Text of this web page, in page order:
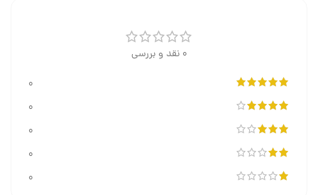
0 نقد و بررسی
0
0
0
0
0